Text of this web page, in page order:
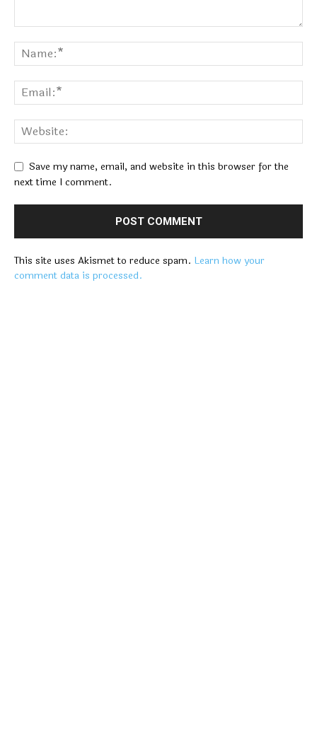
Save my name, email, and website in this browser for the
next time I comment.
This site uses Akismet to reduce spam. Learn how your
comment data is processed.